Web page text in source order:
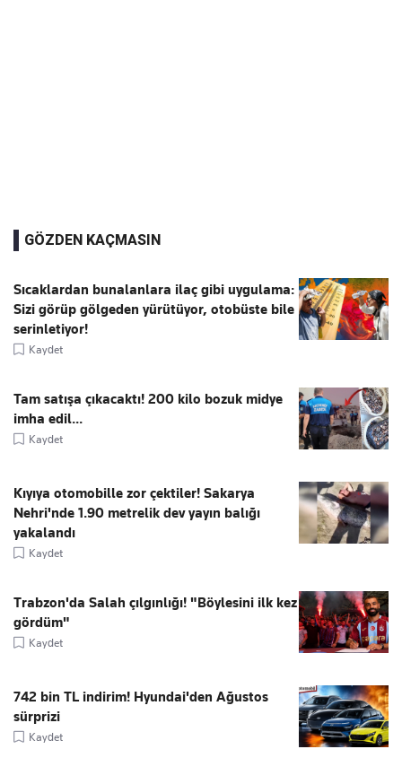
GÖZDEN KAÇMASIN
Sıcaklardan bunalanlara ilaç gibi uygulama:
Sizi görüp gölgeden yürütüyor, otobüste bile
serinletiyor!
Kaydet
Tam satışa çıkacaktı! 200 kilo bozuk midye
imha edil...
Kaydet
Kıyıya otomobille zor çektiler! Sakarya
Nehri'nde 1.90 metrelik dev yayın balığı
yakalandı
Kaydet
Trabzon'da Salah çılgınlığı! "Böylesini ilk kez
gördüm"
Kaydet
742 bin TL indirim! Hyundai'den Ağustos
sürprizi
Kaydet